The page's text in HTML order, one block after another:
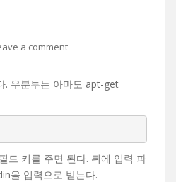
a comment
. 우분투는 아마도 apt-get
드 키를 주면 된다. 뒤에 입력 파
을 입력으로 받는다.